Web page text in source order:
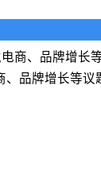
商、品牌增长
品牌增长等议